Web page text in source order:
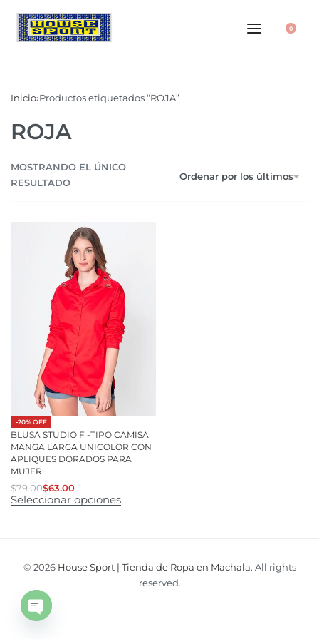
0
Inicio›Productos etiquetados “ROJA”
ROJA
MOSTRANDO EL ÚNICO
RESULTADO
Ordenar por los últimos
-20% OFF
BLUSA STUDIO F -TIPO CAMISA
MANGA LARGA UNICOLOR CON
APLIQUES DORADOS PARA
MUJER
$79.00$63.00
Seleccionar opciones
© 2026 House Sport | Tienda de Ropa en Machala. All rights
reserved.
Open